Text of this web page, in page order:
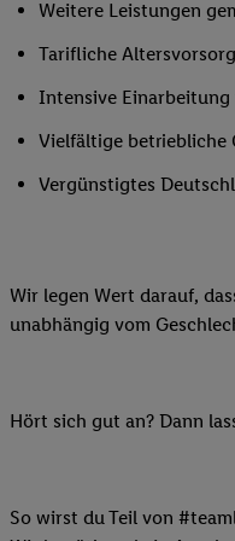
Weitere Leistungen
Tarifliche
Intensive
Vielfältige betriebliche
Vergünstigtes
Wir legen Wert darauf,
unabhängig vom
Hört sich gut an? Dann
So wirst du Teil von